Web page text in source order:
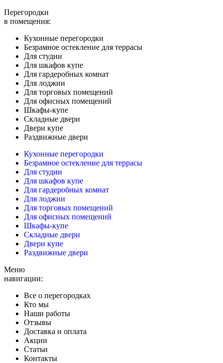
Перегородки
в помещения:
Кухонные перегородки
Безрамное остекление для террасы
Для студии
Для шкафов купе
Для гардеробных комнат
Для лоджии
Для торговых помещений
Для офисных помещений
Шкафы-купе
Складные двери
Двери купе
Раздвижные двери
Кухонные перегородки
Безрамное остекление для террасы
Для студии
Для шкафов купе
Для гардеробных комнат
Для лоджии
Для торговых помещений
Для офисных помещений
Шкафы-купе
Складные двери
Двери купе
Раздвижные двери
Меню
навигации:
Все о перегородках
Кто мы
Наши работы
Отзывы
Доставка и оплата
Акции
Статьи
Контакты